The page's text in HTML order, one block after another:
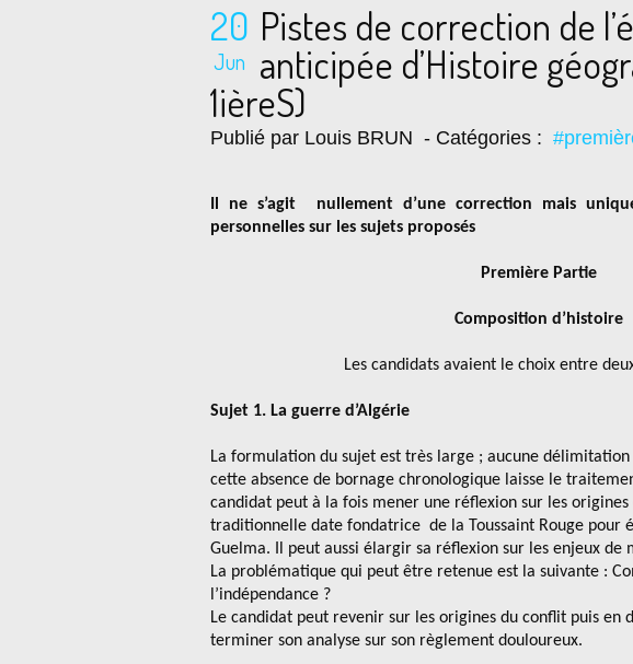
20
Jun
Pistes de correction de
anticipée d’Histoire
1ièreS)
Publié par Louis BRUN - Catégories :
Il ne s’agit nullement d’une correction mais
personnelles sur les sujets proposés
Première Partie
Composition d’histoire
Les candidats avaient le choix entre
Sujet 1. La guerre d’Algérie
La formulation du sujet est très large ; aucune délimitation
cette absence de bornage chronologique laisse le
candidat peut à la fois mener une réflexion sur les origines
traditionnelle date fondatrice de la Toussaint Rouge pour
Guelma. Il peut aussi élargir sa réflexion sur les enjeux de
La problématique qui peut être retenue est la suivante :
l’indépendance ?
Le candidat peut revenir sur les origines du conflit puis en
terminer son analyse sur son règlement douloureux.